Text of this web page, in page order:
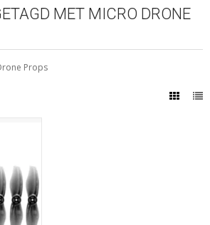
MET MICRO DRONE
Props